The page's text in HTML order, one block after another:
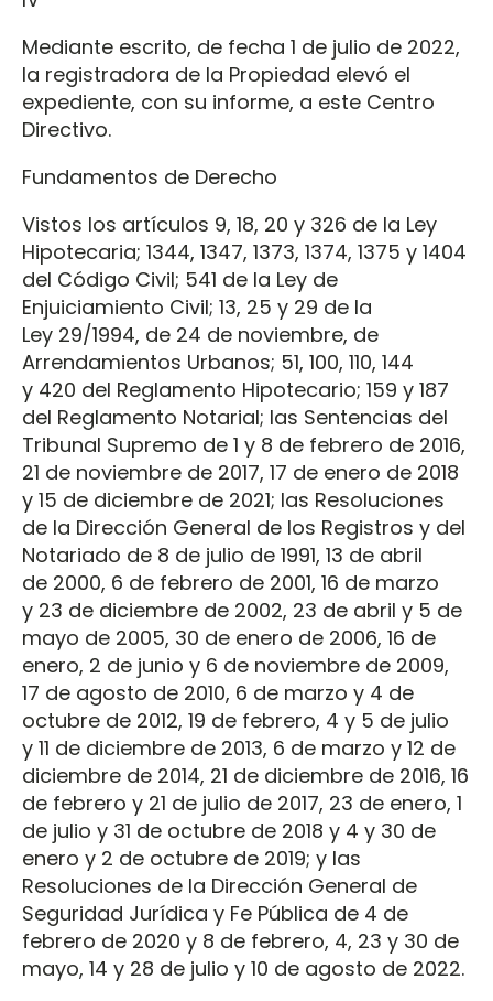
Mediante escrito, de fecha 1 de julio de 2022,
la registradora de la Propiedad elevó el
expediente, con su informe, a este Centro
Directivo.
Fundamentos de Derecho
Vistos los artículos 9, 18, 20 y 326 de la Ley
Hipotecaria; 1344, 1347, 1373, 1374, 1375 y 1404
del Código Civil; 541 de la Ley de
Enjuiciamiento Civil; 13, 25 y 29 de la
Ley 29/1994, de 24 de noviembre, de
Arrendamientos Urbanos; 51, 100, 110, 144
y 420 del Reglamento Hipotecario; 159 y 187
del Reglamento Notarial; las Sentencias del
Tribunal Supremo de 1 y 8 de febrero de 2016,
21 de noviembre de 2017, 17 de enero de 2018
y 15 de diciembre de 2021; las Resoluciones
de la Dirección General de los Registros y del
Notariado de 8 de julio de 1991, 13 de abril
de 2000, 6 de febrero de 2001, 16 de marzo
y 23 de diciembre de 2002, 23 de abril y 5 de
mayo de 2005, 30 de enero de 2006, 16 de
enero, 2 de junio y 6 de noviembre de 2009,
17 de agosto de 2010, 6 de marzo y 4 de
octubre de 2012, 19 de febrero, 4 y 5 de julio
y 11 de diciembre de 2013, 6 de marzo y 12 de
diciembre de 2014, 21 de diciembre de 2016, 16
de febrero y 21 de julio de 2017, 23 de enero, 1
de julio y 31 de octubre de 2018 y 4 y 30 de
enero y 2 de octubre de 2019; y las
Resoluciones de la Dirección General de
Seguridad Jurídica y Fe Pública de 4 de
febrero de 2020 y 8 de febrero, 4, 23 y 30 de
mayo, 14 y 28 de julio y 10 de agosto de 2022.